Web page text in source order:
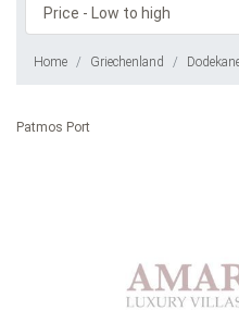
Home Griechenland
Patmos Port